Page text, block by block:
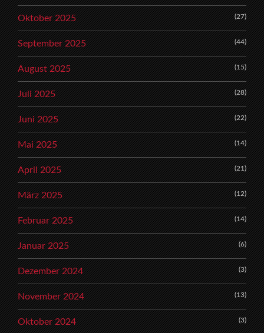
Oktober 2025 (27)
September 2025 (44)
August 2025 (15)
Juli 2025 (28)
Juni 2025 (22)
Mai 2025 (14)
April 2025 (21)
März 2025 (12)
Februar 2025 (14)
Januar 2025 (6)
Dezember 2024 (3)
November 2024 (13)
Oktober 2024 (3)